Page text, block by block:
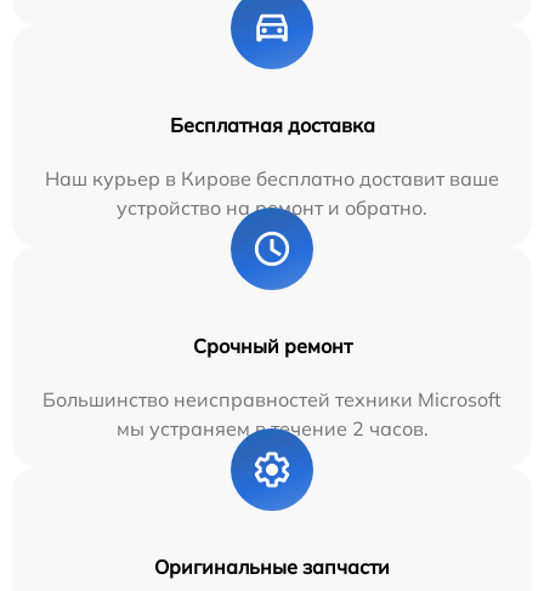
Бесплатная доставка
Наш курьер в Кирове бесплатно доставит ваше
устройство на ремонт и обратно.
Срочный ремонт
Большинство неисправностей техники Microsoft
мы устраняем в течение 2 часов.
Оригинальные запчасти